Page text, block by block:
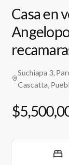
Casa en
Suchiapa 3,
Cascatta,